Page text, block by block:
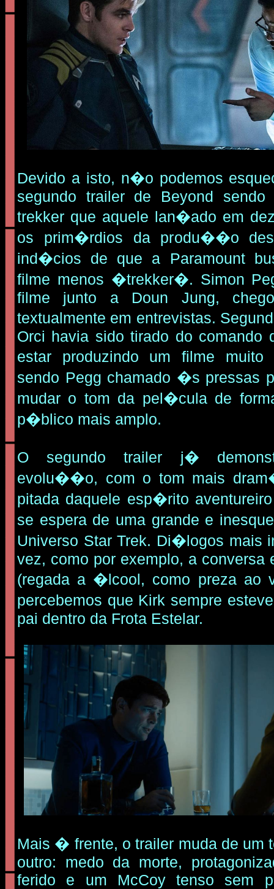
Devido a isto, n�o podemos
segundo trailer de Beyond sendo
trekker que aquele lan�ado em
os prim�rdios da produ��o
ind�cios de que a Paramount
filme menos �trekker�. Simon
filme junto a Doun Jung,
textualmente em entrevistas.
Orci havia sido tirado do comando
estar produzindo um filme
sendo Pegg chamado �s pressas
mudar o tom da pel�cula de
p�blico mais amplo.
O segundo trailer j�
evolu��o, com o tom mais
pitada daquele esp�rito
se espera de uma grande e
Universo Star Trek. Di�logos mais
vez, como por exemplo, a conversa
(regada a �lcool, como preza ao
percebemos que Kirk sempre
pai dentro da Frota Estelar.
Mais � frente, o trailer muda de um
outro: medo da morte,
ferido e um McCoy tenso sem